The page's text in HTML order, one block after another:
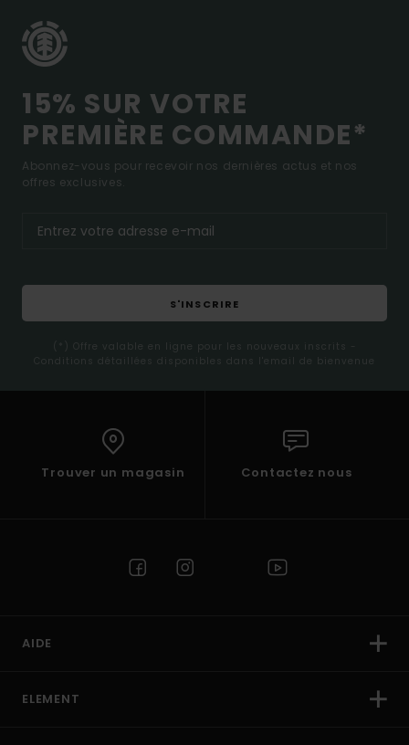
15% SUR VOTRE
PREMIÈRE COMMANDE*
Abonnez-vous pour recevoir nos dernières actus et nos
offres exclusives.
S'INSCRIRE
(*) Offre valable en ligne pour les nouveaux inscrits -
Conditions détaillées disponibles dans l'email de bienvenue
Trouver un magasin Contactez nous
AIDE
ELEMENT